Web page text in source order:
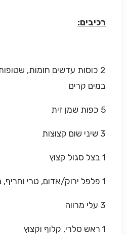
רכיבים:
2 כוסות עדשים חומות,
במים קרים
5 כפות שמן זית
3 שיני שום קצוצות
1 בצל סגול קצוץ
1 פלפל ירוק/אדום, טרי וחריף, נקי וקצוץ
3 עלי מרווה
1 ראש סלרי, קלוף וקצוץ